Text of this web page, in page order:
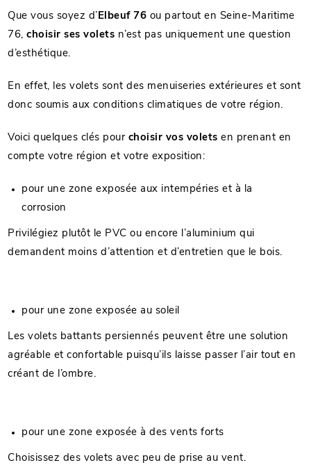
Que vous soyez d’ Elbeuf 76 ou partout en Seine-Maritime
76,choisir ses volets n’est pas uniquement une question
d’esthétique.
En effet, les volets sont des menuiseries extérieures et sont
donc soumis aux conditions climatiques de votre région.
Voici quelques clés pour choisir vos volets en prenant en
compte votre région et votre exposition:
pour une zone exposée aux intempéries et à la
corrosion
Privilégiez plutôt le PVC ou encore l’aluminium qui
demandent moins d’attention et d’entretien que le bois.
pour une zone exposée au soleil
Les volets battants persiennés peuvent être une solution
agréable et confortable puisqu’ils laisse passer l’air tout en
créant de l’ombre.
pour une zone exposée à des vents forts
Choisissez des volets avec peu de prise au vent.